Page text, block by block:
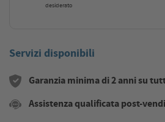
desiderato
Servizi disponibili
Garanzia minima di 2 anni su
Assistenza qualificata post-